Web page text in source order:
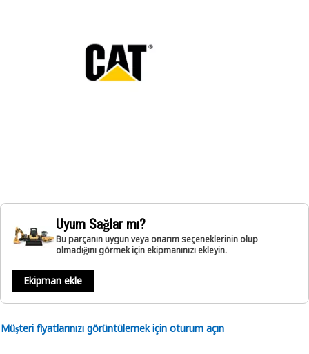
Uyum Sağlar mı?
Bu parçanın uygun veya onarım seçeneklerinin olup
olmadığını görmek için ekipmanınızı ekleyin.
Ekipman ekle
Müşteri fiyatlarınızı görüntülemek için oturum açın